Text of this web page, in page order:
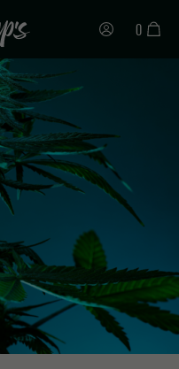
0